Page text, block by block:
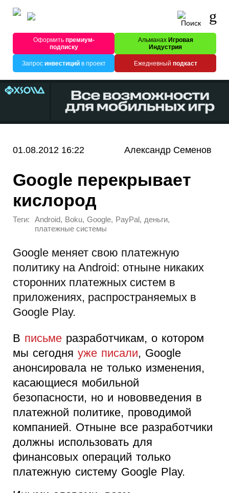
Оформитьпремиум-
подписку
Альманах Игровая
Индустрия
Запрос инвестицийв проект Ежедневный подкаст
01.08.2012 16:22 Александр Семенов
Google перекрывает
кислород
Теги: Android, Boku, Google, PayPal, деньги,
платежные системы
Google меняет свою платежную
политику на Android: отныне никаких
сторонних платежных систем в
приложениях, распространяемых в
Google Play.
В письме разработчикам, о котором
мы сегодня уже писали, Google
анонсировала не только изменения,
касающиеся мобильной
безопасности, но и нововведения в
платежной политике, проводимой
компанией. Отныне все разработчики
должны использовать для
финансовых операций только
платежную систему Google Play.